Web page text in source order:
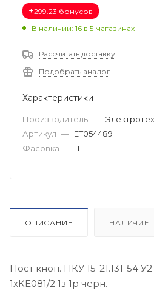
+299.23 бонусов
В наличии: 16 в 5 магазинах
Рассчитать доставку
Подобрать аналог
Характеристики
Производитель —
Артикул — ET054489
Фасовка — 1
ОПИСАНИЕ НАЛИЧИЕ
Пост кноп. ПКУ 15-21.131-54
1хКЕ081/2 1з 1р черн.